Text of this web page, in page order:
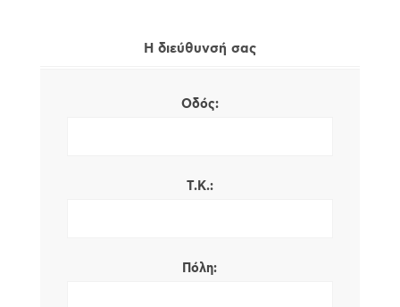
Η διεύθυνσή σας
Οδός:
Τ.Κ.:
Πόλη: